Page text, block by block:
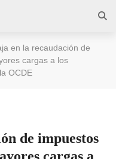
en la recaudación de
cargas a los
OCDE
de impuestos